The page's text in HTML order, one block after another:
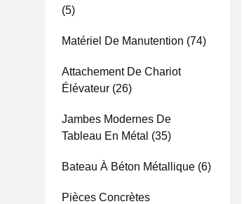
(5)
Matériel De Manutention (74)
Attachement De Chariot
Élévateur (26)
Jambes Modernes De
Tableau En Métal (35)
Bateau À Béton Métallique (6)
Pièces Concrètes